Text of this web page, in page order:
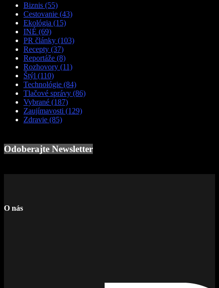
Biznis (55)
Cestovanie (43)
Ekológia (15)
INÉ (69)
PR články (103)
Recepty (37)
Reportáže (8)
Rozhovory (11)
Štýl (110)
Technológie (84)
Tlačové správy (86)
Vybrané (187)
Zaujímavosti (129)
Zdravie (85)
Odoberajte Newsletter
O nás